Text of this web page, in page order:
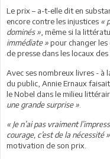
Le prix – a-t-elle dit en
encore contre les injustices «
dominés » , même si la
immédiate »pour changer
de presse dans les locaux
Avec ses nombreux livres - à
du public, Annie Ernaux
le Nobel dans le milieu
une grande surprise »
« Je n’ai pas vraiment
courage, c’est de la nécessité
motivation de son prix.